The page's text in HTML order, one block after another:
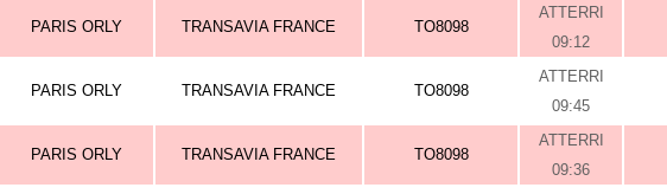
PARIS ORLY TRANSAVIA FRANCE TO8098
ATTERRI
09:12
PARIS ORLY TRANSAVIA FRANCE TO8098
ATTERRI
09:45
PARIS ORLY TRANSAVIA FRANCE TO8098
ATTERRI
09:36